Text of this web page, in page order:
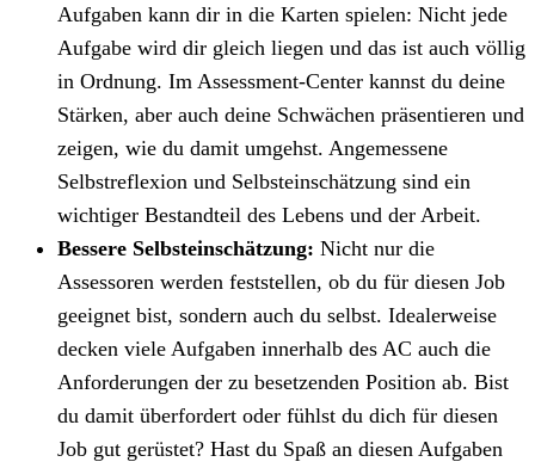
Aufgaben kann dir in die Karten spielen: Nicht jede
Aufgabe wird dir gleich liegen und das ist auch völlig
in Ordnung. Im Assessment-Center kannst du deine
Stärken, aber auch deine Schwächen präsentieren und
zeigen, wie du damit umgehst. Angemessene
Selbstreflexion und Selbsteinschätzung sind ein
wichtiger Bestandteil des Lebens und der Arbeit.
Bessere Selbsteinschätzung: Nicht nur die
Assessoren werden feststellen, ob du für diesen Job
geeignet bist, sondern auch du selbst. Idealerweise
decken viele Aufgaben innerhalb des AC auch die
Anforderungen der zu besetzenden Position ab. Bist
du damit überfordert oder fühlst du dich für diesen
Job gut gerüstet? Hast du Spaß an diesen Aufgaben